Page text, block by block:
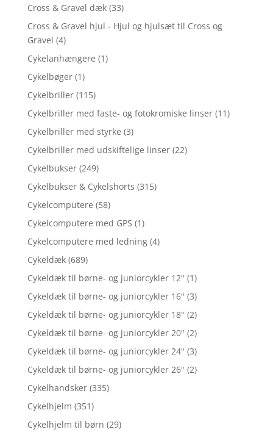
Cross & Gravel dæk (33)
Cross & Gravel hjul - Hjul og hjulsæt til Cross og
Gravel (4)
Cykelanhængere (1)
Cykelbøger (1)
Cykelbriller (115)
Cykelbriller med faste- og fotokromiske linser (11)
Cykelbriller med styrke (3)
Cykelbriller med udskiftelige linser (22)
Cykelbukser (249)
Cykelbukser & Cykelshorts (315)
Cykelcomputere (58)
Cykelcomputere med GPS (1)
Cykelcomputere med ledning (4)
Cykeldæk (689)
Cykeldæk til børne- og juniorcykler 12" (1)
Cykeldæk til børne- og juniorcykler 16" (3)
Cykeldæk til børne- og juniorcykler 18" (2)
Cykeldæk til børne- og juniorcykler 20" (2)
Cykeldæk til børne- og juniorcykler 24" (3)
Cykeldæk til børne- og juniorcykler 26" (2)
Cykelhandsker (335)
Cykelhjelm (351)
Cykelhjelm til børn (29)